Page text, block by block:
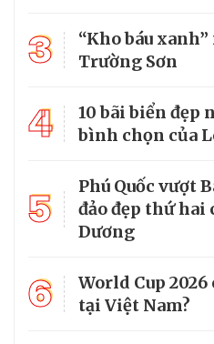
3
“Kho báu
Trường Sơn
4
10 bãi biển đẹp
bình chọn của
5
Phú Quốc vượt
đảo đẹp thứ hai
Dương
6
World Cup
tại Việt Nam?